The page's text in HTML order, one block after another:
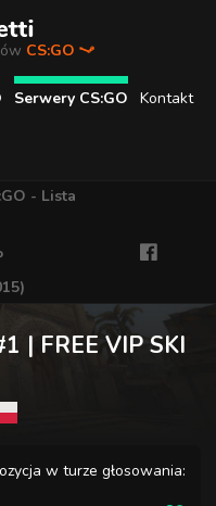
CS:GO
Serwery CS:GO Kontakt
- Lista
| FREE VIP SKI
w turze głosowania: